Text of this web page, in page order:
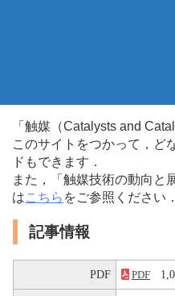
「触媒（Catalysts and
このサイトをつかって，ど
ドもできます．
また，「触媒技術の動向と
はこちら をご参照ください．
記事情報
PDF PDF